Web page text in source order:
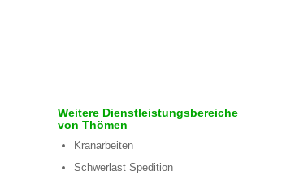
Weitere Dienstleistungsbereiche
von Thömen
Kranarbeiten
Schwerlast Spedition